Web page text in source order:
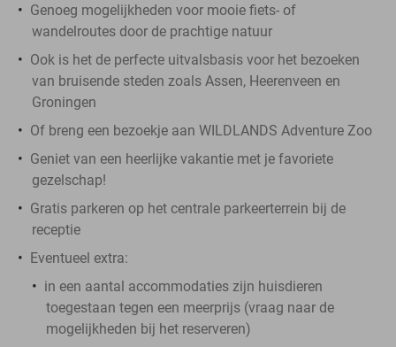
Genoeg mogelijkheden voor mooie fiets- of
wandelroutes door de prachtige natuur
Ook is het de perfecte uitvalsbasis voor het bezoeken
van bruisende steden zoals Assen, Heerenveen en
Groningen
Of breng een bezoekje aan WILDLANDS Adventure Zoo
Geniet van een heerlijke vakantie met je favoriete
gezelschap!
Gratis parkeren op het centrale parkeerterrein bij de
receptie
Eventueel extra:
in een aantal accommodaties zijn huisdieren
toegestaan tegen een meerprijs (vraag naar de
mogelijkheden bij het reserveren)